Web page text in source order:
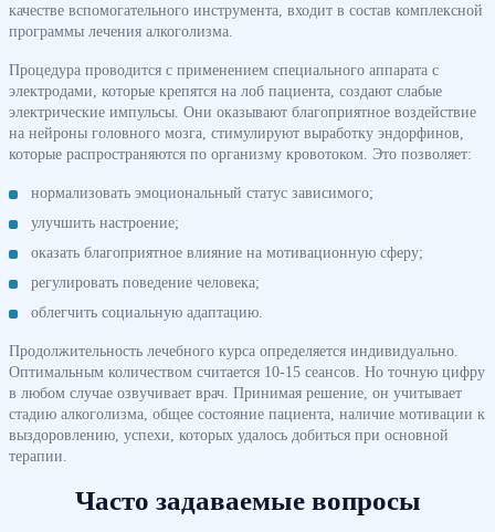
качестве вспомогательного инструмента, входит в состав комплексной
программы лечения алкоголизма.
Процедура проводится с применением специального аппарата с
электродами, которые крепятся на лоб пациента, создают слабые
электрические импульсы. Они оказывают благоприятное воздействие
на нейроны головного мозга, стимулируют выработку эндорфинов,
которые распространяются по организму кровотоком. Это позволяет:
нормализовать эмоциональный статус зависимого;
улучшить настроение;
оказать благоприятное влияние на мотивационную сферу;
регулировать поведение человека;
облегчить социальную адаптацию.
Продолжительность лечебного курса определяется индивидуально.
Оптимальным количеством считается 10-15 сеансов. Но точную цифру
в любом случае озвучивает врач. Принимая решение, он учитывает
стадию алкоголизма, общее состояние пациента, наличие мотивации к
выздоровлению, успехи, которых удалось добиться при основной
терапии.
Часто задаваемые вопросы